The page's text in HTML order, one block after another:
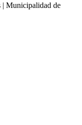
| Municipalidad de